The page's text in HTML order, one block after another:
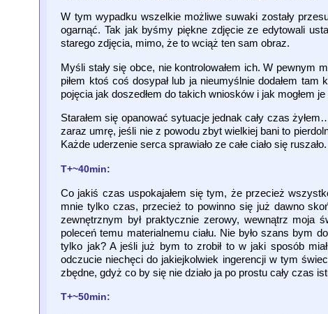
W tym wypadku wszelkie możliwe suwaki zostały
ogarnąć. Tak jak byśmy piękne zdjęcie ze edytowali
starego zdjęcia, mimo, że to wciąż ten sam obraz.
Myśli stały się obce, nie kontrolowałem ich. W pewnym
piłem ktoś coś dosypał lub ja nieumyślnie dodałem
pojęcia jak doszedłem do takich wniosków i jak mogłem
Starałem się opanować sytuacje jednak cały czas
zaraz umrę, jeśli nie z powodu zbyt wielkiej bani to
Każde uderzenie serca sprawiało ze całe ciało się ruszało.
T+~40min:
Co jakiś czas uspokajałem się tym, że przecież
mnie tylko czas, przecież to powinno się już dawno
zewnętrznym był praktycznie zerowy, wewnątrz moja
poleceń temu materialnemu ciału. Nie było szans bym
tylko jak? A jeśli już bym to zrobił to w jaki sposób
odczucie niechęci do jakiejkolwiek ingerencji w tym
zbędne, gdyż co by się nie działo ja po prostu cały czas
T+~50min: